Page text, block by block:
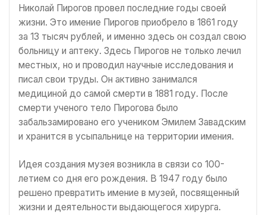
Николай Пирогов провел последние годы своей
жизни. Это имение Пирогов приобрело в 1861 году
за 13 тысяч рублей, и именно здесь он создал свою
больницу и аптеку. Здесь Пирогов не только лечил
местных, но и проводил научные исследования и
писал свои труды. Он активно занимался
медициной до самой смерти в 1881 году. После
смерти ученого тело Пирогова было
забальзамировано его учеником Эмилем Завадским
и хранится в усыпальнице на территории имения.
Идея создания музея возникла в связи со 100-
летием со дня его рождения. В 1947 году было
решено превратить имение в музей, посвященный
жизни и деятельности выдающегося хирурга.